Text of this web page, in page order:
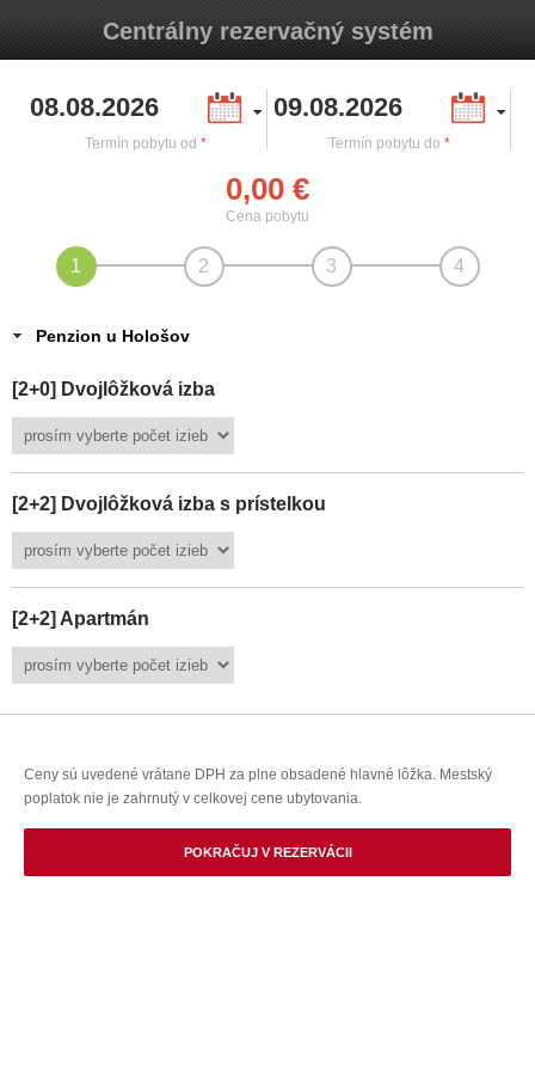
Centrálny rezervačný systém
Termín pobytu od * Termín pobytu do *
0,00 €
Cena pobytu
Penzion u Hološov
[2+0] Dvojlôžková izba
[2+2] Dvojlôžková izba s prístelkou
[2+2] Apartmán
Ceny sú uvedené vrátane DPH za plne obsadené hlavné lôžka. Mestský
poplatok nie je zahrnutý v celkovej cene ubytovania.
POKRAČUJ V REZERVÁCII